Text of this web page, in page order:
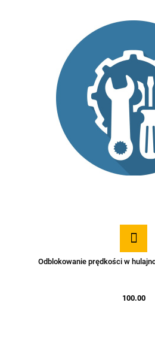
Odblokowanie prędkości w
100.00